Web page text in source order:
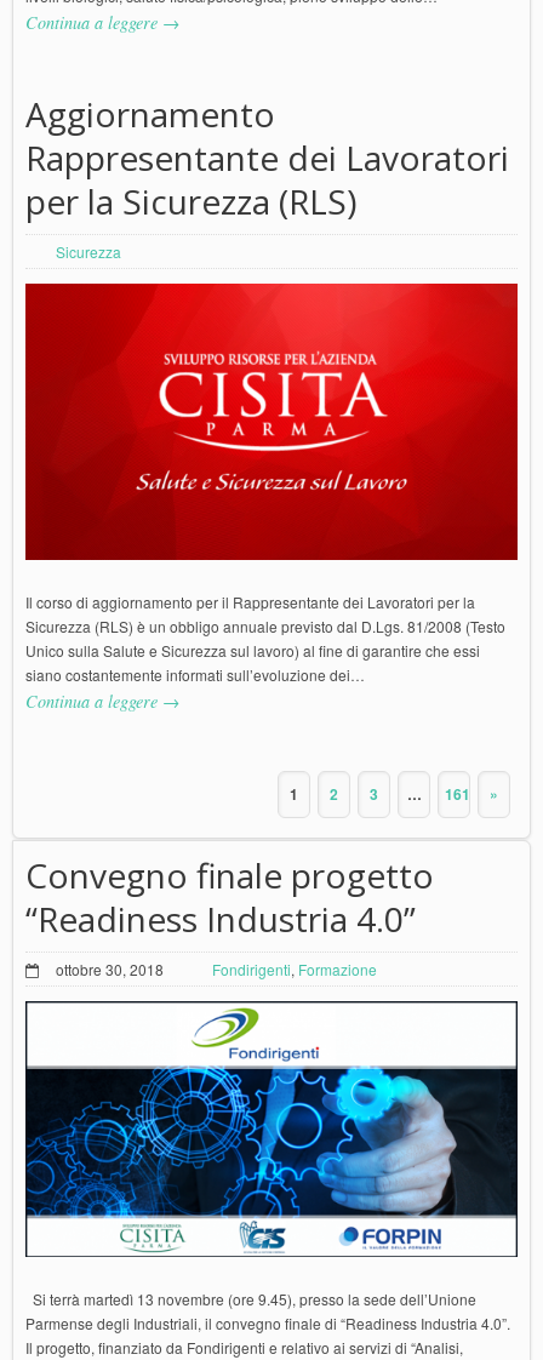
Continua a leggere →
Aggiornamento
Rappresentante dei Lavoratori
per la Sicurezza (RLS)
Sicurezza
Il corso di aggiornamento per il Rappresentante dei Lavoratori per la
Sicurezza (RLS) è un obbligo annuale previsto dal D.Lgs. 81/2008 (Testo
Unico sulla Salute e Sicurezza sul lavoro) al fine di garantire che essi
siano costantemente informati sull’evoluzione dei…
Continua a leggere →
1 2 3 … 161 »
Convegno finale progetto
“Readiness Industria 4.0”
ottobre 30, 2018 Fondirigenti, Formazione
Si terrà martedì 13 novembre (ore 9.45), presso la sede dell’Unione
Parmense degli Industriali, il convegno finale di “Readiness Industria 4.0”.
Il progetto, finanziato da Fondirigenti e relativo ai servizi di “Analisi,